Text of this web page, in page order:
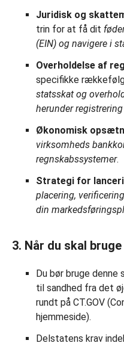
Juridisk og
trin for at få dit
(EIN) og navigere i
Overholdelse af
specifikke
statsskat og
herunder
Økonomisk
virksomheds
regnskabssystemer.
Strategi for
placering,
din
3. Når du skal
Du bør bruge
til sandhed fra det
rundt på CT.GOV
hjemmeside).
Delstatens krav